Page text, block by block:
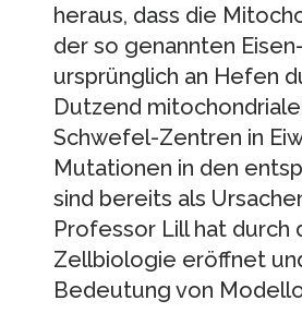
heraus, dass die
der so genannten
ursprünglich an Hefen
Dutzend
Schwefel-Zentren in
Mutationen in den
sind bereits als
Professor Lill hat
Zellbiologie eröffnet
Bedeutung von